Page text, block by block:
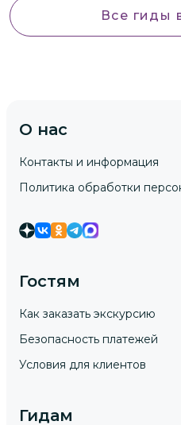
«оживляет» свой
фактами из жизни
жизнелюбивый,
человек, с ней было
компании! Всем
Татьяной!
Все гиды
О нас
Контакты и информация
Политика обработки
Гостям
Как заказать экскурсию
Безопасность платежей
Условия для клиентов
Гидам